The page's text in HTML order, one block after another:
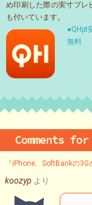
め印刷した際の実寸プレ
も付いています。
●QHpt
無料
Comments
『iPhone、SoftBankの
koozyp より